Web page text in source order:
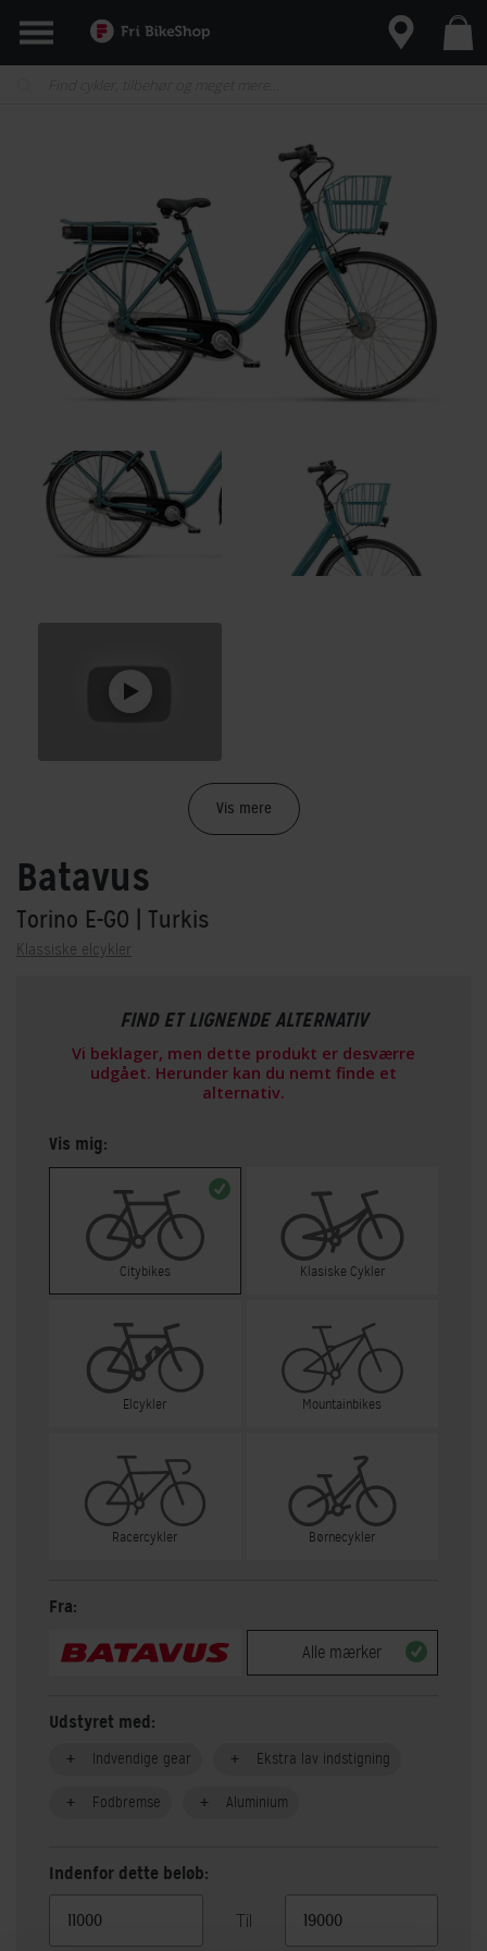
Vis mere
Batavus
Torino E-GO | Turkis
Klassiske elcykler
FIND ET LIGNENDE ALTERNATIV
Vi beklager, men dette produkt er desværre
udgået. Herunder kan du nemt finde et
alternativ.
Vis mig:
Citybikes Klasiske Cykler
Elcykler Mountainbikes
Racercykler Børnecykler
Fra:
Alle mærker
Udstyret med:
Indvendige gear Ekstra lav indstigning
Fodbremse Aluminium
Indenfor dette beløb:
Til